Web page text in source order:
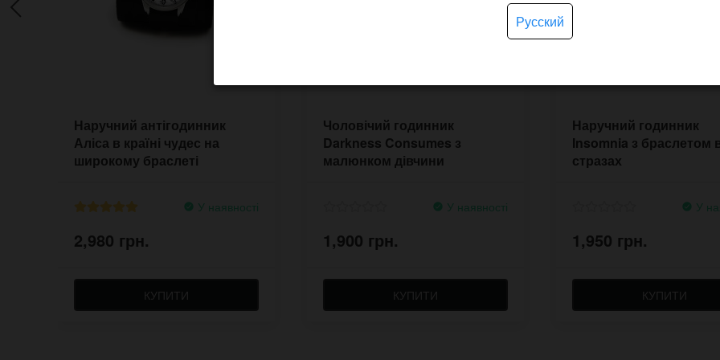
Наручний антігодинник
Аліса в країні чудес на
широкому браслеті
У наявності
2,980 грн.
КУПИТИ
Чоловічий годинник
Darkness Consumes з
малюнком дівчини
У наявності
1,900 грн.
КУПИТИ
Наручний годинник
Insomnia з браслетом
стразах
У
1,950 грн.
КУПИТИ
Русский